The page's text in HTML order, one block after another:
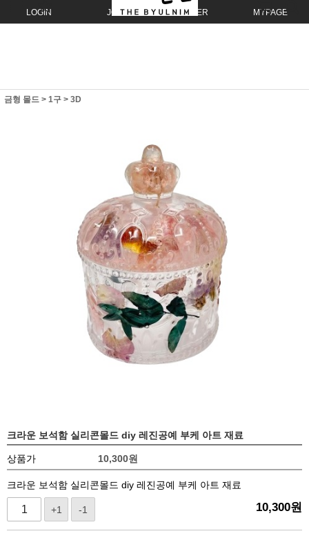
LOGIN JOIN ORDER MYPAGE
금형 몰드 > 1구 > 3D
크라운 보석함 실리콘몰드 diy 레진공예 부케 아트 재료
상품가 10,300원
크라운 보석함 실리콘몰드 diy 레진공예 부케 아트 재료
+1 -1 10,300원